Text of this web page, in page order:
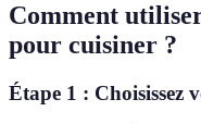
Comment
pour cuisiner ?
Étape 1 : Choisissez